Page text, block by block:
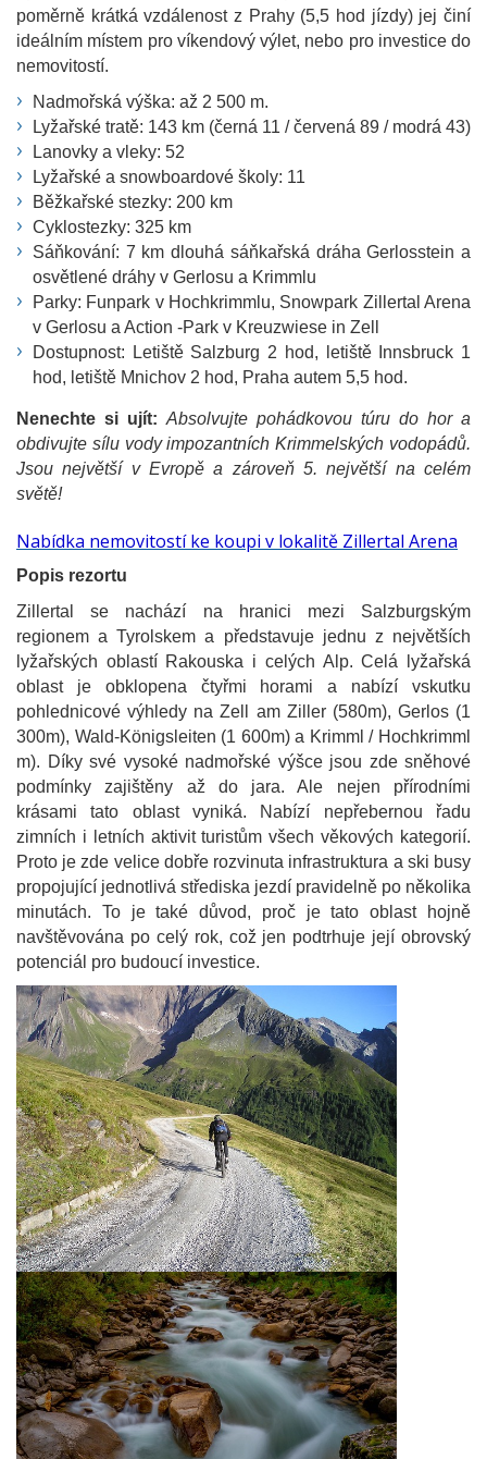
poměrně krátká vzdálenost z Prahy (5,5 hod jízdy) jej činí
ideálním místem pro víkendový výlet, nebo pro investice do
nemovitostí.
Nadmořská výška: až 2 500 m.
Lyžařské tratě: 143 km (černá 11 / červená 89 / modrá 43)
Lanovky a vleky: 52
Lyžařské a snowboardové školy: 11
Běžkařské stezky: 200 km
Cyklostezky: 325 km
Sáňkování: 7 km dlouhá sáňkařská dráha Gerlosstein a
osvětlené dráhy v Gerlosu a Krimmlu
Parky: Funpark v Hochkrimmlu, Snowpark Zillertal Arena
v Gerlosu a Action -Park v Kreuzwiese in Zell
Dostupnost: Letiště Salzburg 2 hod, letiště Innsbruck 1
hod, letiště Mnichov 2 hod, Praha autem 5,5 hod.
Nenechte si ujít: Absolvujte pohádkovou túru do hor a
obdivujte sílu vody impozantních Krimmelských vodopádů.
Jsou největší v Evropě a zároveň 5. největší na celém
světě!
Nabídka nemovitostí ke koupi v lokalitě Zillertal Arena
Popis rezortu
Zillertal se nachází na hranici mezi Salzburgským
regionem a Tyrolskem a představuje jednu z největších
lyžařských oblastí Rakouska i celých Alp. Celá lyžařská
oblast je obklopena čtyřmi horami a nabízí vskutku
pohlednicové výhledy na Zell am Ziller (580m), Gerlos (1
300m), Wald-Königsleiten (1 600m) a Krimml / Hochkrimml
m). Díky své vysoké nadmořské výšce jsou zde sněhové
podmínky zajištěny až do jara. Ale nejen přírodními
krásami tato oblast vyniká. Nabízí nepřebernou řadu
zimních i letních aktivit turistům všech věkových kategorií.
Proto je zde velice dobře rozvinuta infrastruktura a ski busy
propojující jednotlivá střediska jezdí pravidelně po několika
minutách. To je také důvod, proč je tato oblast hojně
navštěvována po celý rok, což jen podtrhuje její obrovský
potenciál pro budoucí investice.